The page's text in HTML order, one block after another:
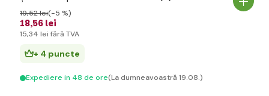
18,56 lei
19,52 lei(-5 %)
15,34 lei fără TVA
+ 4 puncte
Expediere in 48 de ore(La dumneavoastră 19.08.)